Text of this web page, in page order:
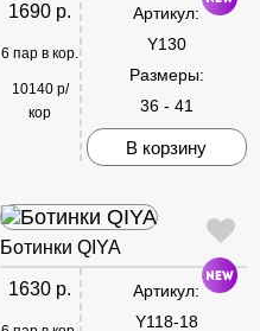
1690 р.
6 пар в кор.
10140 р/
кор
Артикул:
Y130
Размеры:
36 - 41
В корзину
Ботинки QIYA
1630 р.
Артикул:
Y118-18